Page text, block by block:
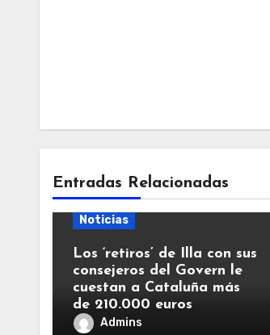
Entradas Relacionadas
Noticias
Los ‘retiros’ de Illa con sus
consejeros del Govern le
cuestan a Cataluña más
de 210.000 euros
Admins